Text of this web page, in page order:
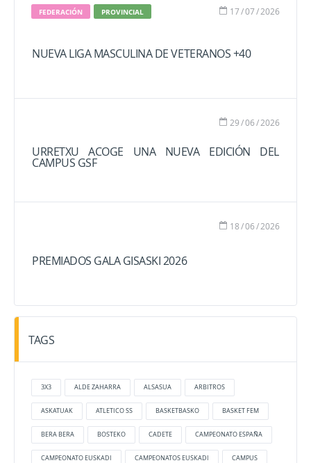
FEDERACIÓN PROVINCIAL 17/07/2026
NUEVA LIGA MASCULINA DE VETERANOS +40
29/06/2026
URRETXU ACOGE UNA NUEVA EDICIÓN DEL
CAMPUS GSF
18/06/2026
PREMIADOS GALA GISASKI 2026
TAGS
3X3 ALDE ZAHARRA ALSASUA ARBITROS
ASKATUAK ATLETICO SS BASKETBASKO BASKET FEM
BERA BERA BOSTEKO CADETE CAMPEONATO ESPAÑA
CAMPEONATO EUSKADI CAMPEONATOS EUSKADI CAMPUS